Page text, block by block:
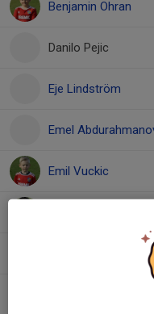
Benjamin Ohran
Danilo Pejic
Eje Lindström
Emel
Emil Vuckic